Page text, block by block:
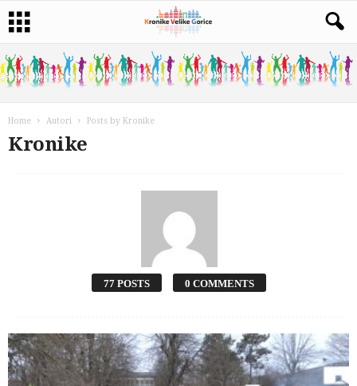
Home Autori Posts by Kronike
Kronike
77 POSTS 0 COMMENTS